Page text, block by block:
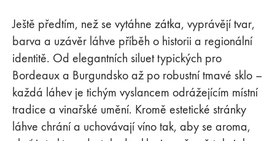
Ještě předtím, než se vytáhne zátka, vyprávějí tvar,
barva a uzávěr láhve příběh o historii a regionální
identitě. Od elegantních siluet typických pro
Bordeaux a Burgundsko až po robustní tmavé sklo –
každá láhev je tichým vyslancem odrážejícím místní
tradice a vinařské umění. Kromě estetické stránky
láhve chrání a uchovávají víno tak, aby se aroma,